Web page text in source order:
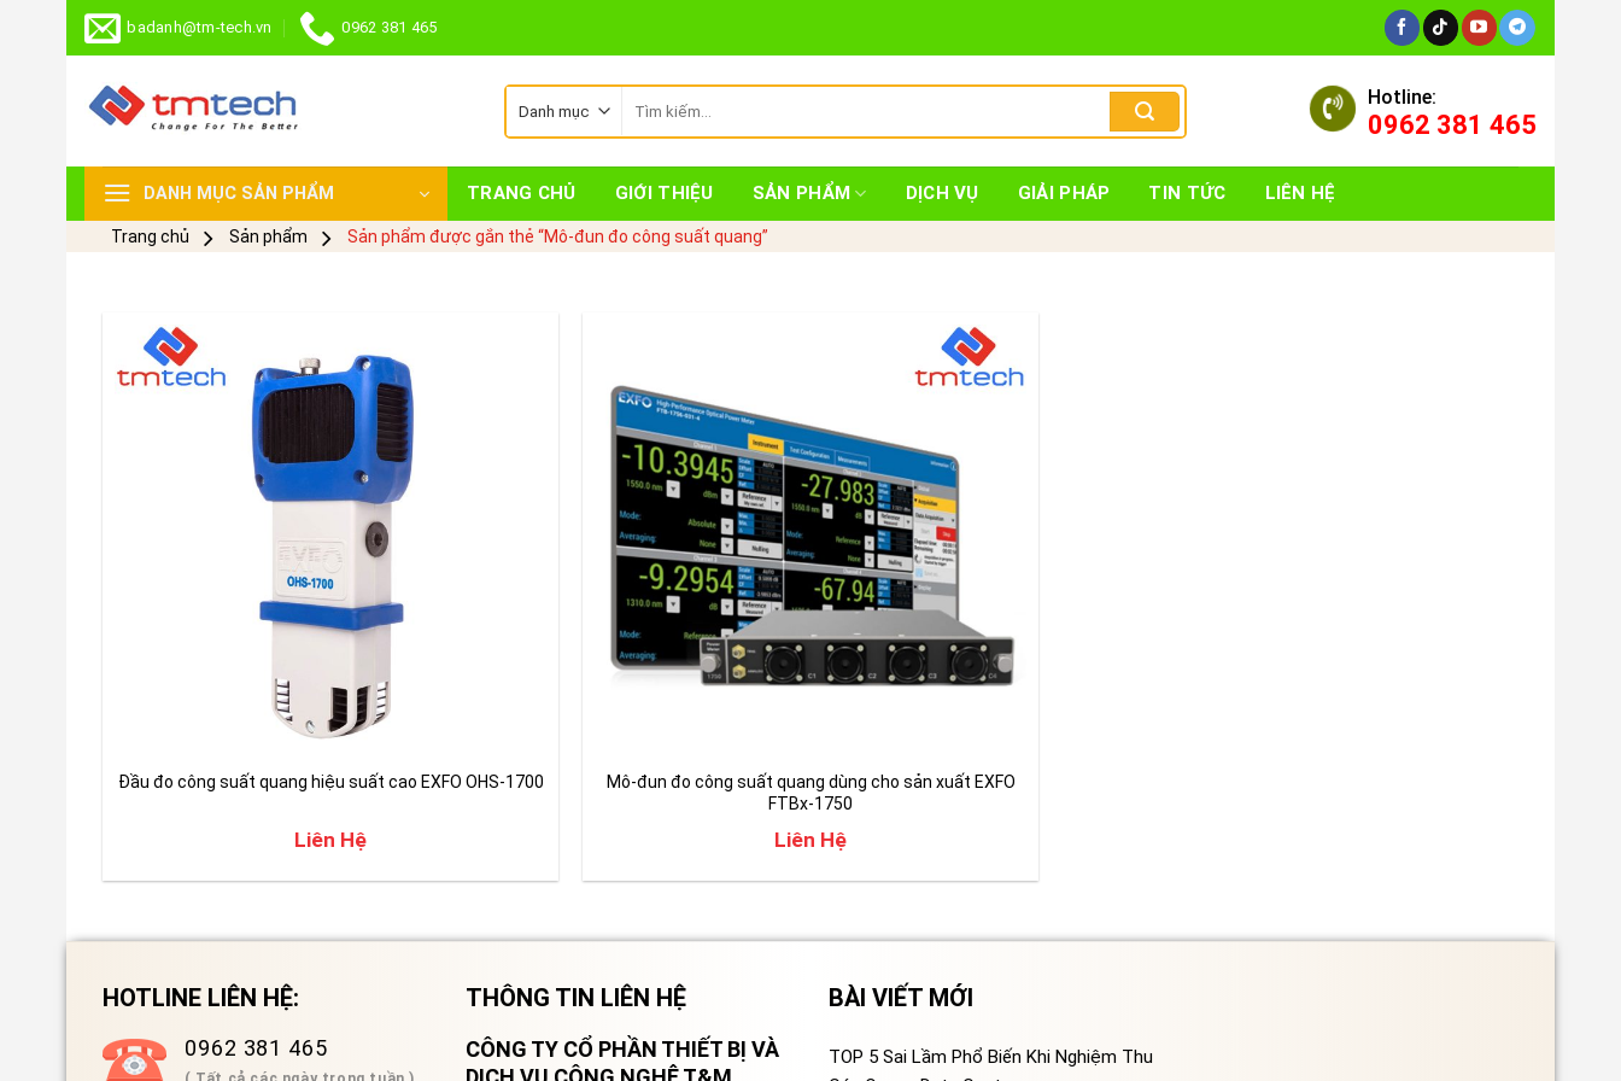
Skip
badanh@tm-tech.vn 0962 381 465
kiếm:
Hotline:
0962 381 465
DANH MỤC SẢN PHẨM TRANG CHỦ GIỚI THIỆU SẢN PHẨM DỊCH VỤ GIẢI PHÁP TIN TỨC LIÊN HỆ
Trang chủ Sản phẩm Sản phẩm được gắn thẻ “Mô-đun đo công suất quang”
Đầu đo công suất quang hiệu suất cao EXFO OHS-1700
Liên Hệ
Mô-đun đo công suất quang dùng cho sản xuất EXFO
FTBx-1750
Liên Hệ
HOTLINE LIÊN HỆ:
0962 381 465
THÔNG TIN LIÊN HỆ
CÔNG TY CỔ PHẦN THIẾT BỊ VÀ
BÀI VIẾT MỚI
TOP 5 Sai Lầm Phổ Biến Khi Nghiệm Thu